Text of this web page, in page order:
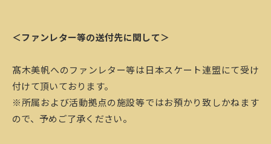
＜ファンレター等の送付先に関して＞
髙木美帆へのファンレター等は日本スケート連盟にて受け
付けて頂いております。
※所属および活動拠点の施設等ではお預かり致しかねます
ので、予めご了承ください。